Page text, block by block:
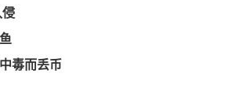
毒而丢币